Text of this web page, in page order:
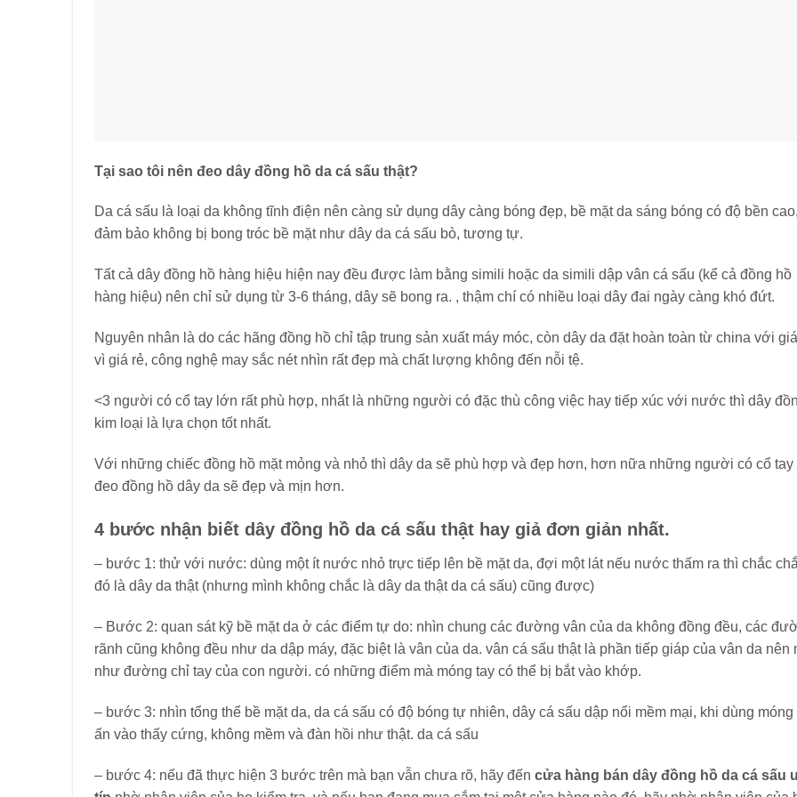
Tại sao tôi nên đeo dây đồng hồ da cá sấu thật?
Da cá sấu là loại da không tĩnh điện nên càng sử dụng dây càng bóng đẹp, bề mặt da sáng bóng có độ bền cao,
đảm bảo không bị bong tróc bề mặt như dây da cá sấu bò, tương tự.
Tất cả dây đồng hồ hàng hiệu hiện nay đều được làm bằng simili hoặc da simili dập vân cá sấu (kể cả đồng hồ
hàng hiệu) nên chỉ sử dụng từ 3-6 tháng, dây sẽ bong ra. , thậm chí có nhiều loại dây đai ngày càng khó đứt.
Nguyên nhân là do các hãng đồng hồ chỉ tập trung sản xuất máy móc, còn dây da đặt hoàn toàn từ china với
vì giá rẻ, công nghệ may sắc nét nhìn rất đẹp mà chất lượng không đến nỗi tệ.
<3 người có cổ tay lớn rất phù hợp, nhất là những người có đặc thù công việc hay tiếp xúc với nước thì dây
kim loại là lựa chọn tốt nhất.
Với những chiếc đồng hồ mặt mỏng và nhỏ thì dây da sẽ phù hợp và đẹp hơn, hơn nữa những người có cổ tay
đeo đồng hồ dây da sẽ đẹp và mịn hơn.
4 bước nhận biết dây đồng hồ da cá sấu thật hay giả đơn giản nhất.
– bước 1: thử với nước: dùng một ít nước nhỏ trực tiếp lên bề mặt da, đợi một lát nếu nước thấm ra thì chắc
đó là dây da thật (nhưng mình không chắc là dây da thật da cá sấu) cũng được)
– Bước 2: quan sát kỹ bề mặt da ở các điểm tự do: nhìn chung các đường vân của da không đồng đều, các
rãnh cũng không đều như da dập máy, đặc biệt là vân của da. vân cá sấu thật là phần tiếp giáp của vân da nên
như đường chỉ tay của con người. có những điểm mà móng tay có thể bị bắt vào khớp.
– bước 3: nhìn tổng thể bề mặt da, da cá sấu có độ bóng tự nhiên, dây cá sấu dập nổi mềm mại, khi dùng móng
ấn vào thấy cứng, không mềm và đàn hồi như thật. da cá sấu
– bước 4: nếu đã thực hiện 3 bước trên mà bạn vẫn chưa rõ, hãy đến cửa hàng bán dây đồng hồ da cá sấu